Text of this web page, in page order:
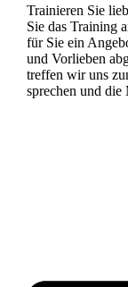
Trainieren Sie
Sie das Training
für Sie ein
und Vorlieben
treffen wir uns
sprechen und die